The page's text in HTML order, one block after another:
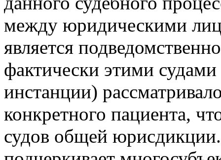
между юридическими
является
фактически этими
инстанции)
конкретного пациента,
судов общей